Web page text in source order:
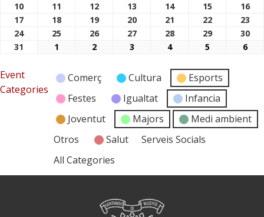
10 10/08/2026
11 11/08/2026
12 12/08/2026
13 13/08/2026
1414/08/2026
15 15/08/2026
16
17 17/08/2026
18 18/08/2026
19 19/08/2026
20 20/08/2026
21 21/08/2026
22 22/08/2026
23
24 24/08/2026
25 25/08/2026
26 26/08/2026
27 27/08/2026
28 28/08/2026
29 29/08/2026
30
31
31/08/2026
1 01/09/2026
2 02/09/2026
3 03/09/2026
404/09/2026
5 05/09/2026
606/
Event
Categories
Comerç Cultura
Esports
Festes
Igualtat
Infancia
Joventut
Majors
Medi ambient
Otros
Salut
Serveis Socials
All Categories